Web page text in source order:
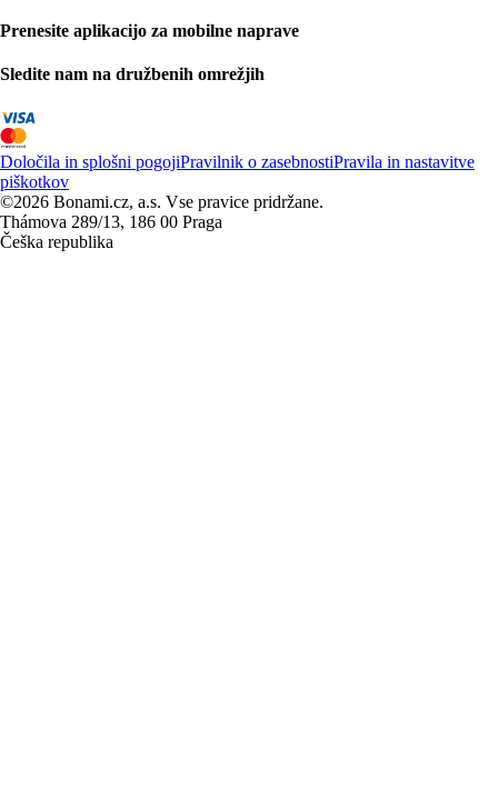
Prenesite aplikacijo za mobilne naprave
Sledite nam na družbenih omrežjih
Določila in splošni pogojiPravilnik o zasebnostiPravila in nastavitve
piškotkov
©2026 Bonami.cz, a.s. Vse pravice pridržane.
Thámova 289/13, 186 00 Praga
Češka republika